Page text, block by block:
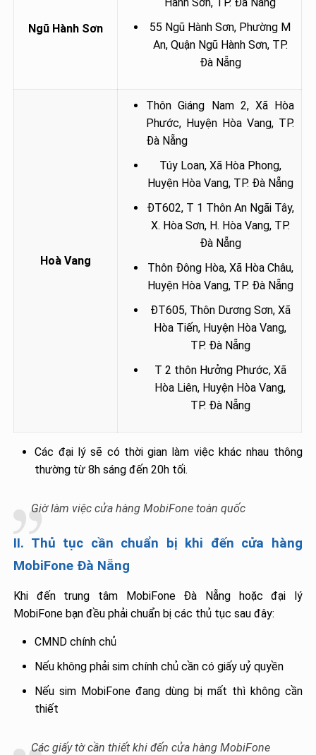
Ngũ Hành Sơn
55 Ngũ Hành Sơn, Phường M
An, Quận Ngũ Hành Sơn, TP.
Đà Nẵng
Hoà Vang
Thôn Giáng Nam 2, Xã Hòa
Phước, Huyện Hòa Vang, TP.
Đà Nẵng
Túy Loan, Xã Hòa Phong,
Huyện Hòa Vang, TP. Đà Nẵng
ĐT602, T 1 Thôn An Ngãi Tây,
X. Hòa Sơn, H. Hòa Vang, TP.
Đà Nẵng
Thôn Đông Hòa, Xã Hòa Châu,
Huyện Hòa Vang, TP. Đà Nẵng
ĐT605, Thôn Dương Sơn, Xã
Hòa Tiến, Huyện Hòa Vang,
TP. Đà Nẵng
T 2 thôn Hưởng Phước, Xã
Hòa Liên, Huyện Hòa Vang,
TP. Đà Nẵng
Các đại lý sẽ có thời gian làm việc khác nhau thông
thường từ 8h sáng đến 20h tối.
Giờ làm việc cửa hàng MobiFone toàn quốc
II. Thủ tục cần chuẩn bị khi đến cửa hàng
MobiFone Đà Nẵng
Khi đến trung tâm MobiFone Đà Nẵng hoặc đại lý
MobiFone bạn đều phải chuẩn bị các thủ tục sau đây:
CMND chính chủ
Nếu không phải sim chính chủ cần có giấy uỷ quyền
Nếu sim MobiFone đang dùng bị mất thì không cần
thiết
Các giấy tờ cần thiết khi đến cửa hàng MobiFone